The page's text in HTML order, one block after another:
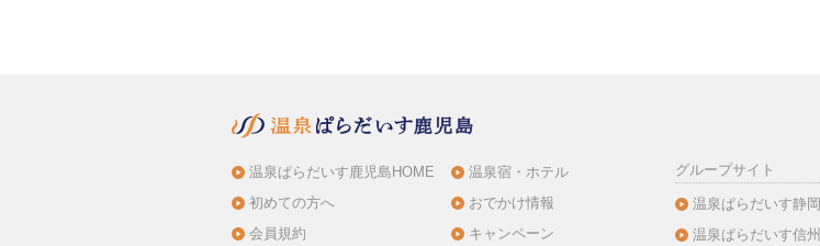
温泉ぱらだいす鹿児島HOME
初めての方へ
会員規約
温泉宿・ホテル
おでかけ情報
キャンペーン
グループサイト
温泉ぱらだいす静岡
温泉ぱらだいす信州